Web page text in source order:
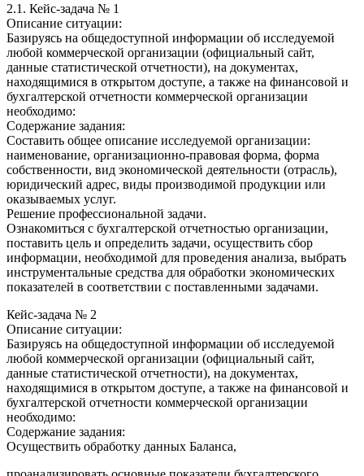
2.1. Кейс-задача № 1
Описание ситуации:
Базируясь на общедоступной информации об исследуемой
любой коммерческой организации (официальный сайт,
данные статистической отчетности), на документах,
находящимися в открытом доступе, а также на финансовой и
бухгалтерской отчетности коммерческой организации
необходимо:
Содержание задания:
Составить общее описание исследуемой организации:
наименование, организационно-правовая форма, форма
собственности, вид экономической деятельности (отрасль),
юридический адрес, виды производимой продукции или
оказываемых услуг.
Решение профессиональной задачи.
Ознакомиться с бухгалтерской отчетностью организации,
поставить цель и определить задачи, осуществить сбор
информации, необходимой для проведения анализа, выбрать
инструментальные средства для обработки экономических
показателей в соответствии с поставленными задачами.
Кейс-задача № 2
Описание ситуации:
Базируясь на общедоступной информации об исследуемой
любой коммерческой организации (официальный сайт,
данные статистической отчетности), на документах,
находящимися в открытом доступе, а также на финансовой и
бухгалтерской отчетности коммерческой организации
необходимо:
Содержание задания:
Осуществить обработку данных Баланса,